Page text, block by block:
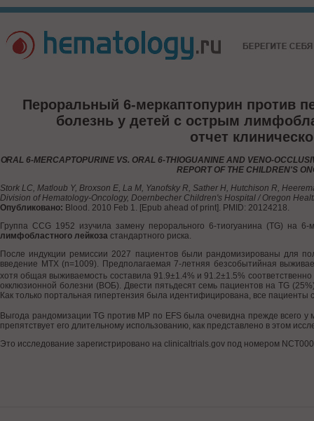
Пероральный 6-меркаптопурин против
болезнь у детей с острым
отчет
ORAL 6-MERCAPTOPURINE VS. ORAL 6-THIOGUANINE AND VENO-
REPORT OF THE CHILDREN'S
Stork LC, Matloub Y, Broxson E, La M, Yanofsky R, Sather H, Hutchison R,
Division of Hematology-Oncology, Doernbecher Children's Hospital / Oregon
Опубликовано: Blood. 2010 Feb 1. [Epub ahead of print]. PMID: 20124218.
Группа CCG 1952 изучила замену перорального 6-тиогуанина (TG) на
лимфобластного лейкоза стандартного риска.
После индукции ремиссии 2027 пациентов были рандомизированы для
введение МТХ (n=1009). Предполагаемая 7-летняя безсобытийная
хотя общая выживаемость составила 91.9±1.4% и 91.2±1.5%
окклюзионной болезни (ВОБ). Двести пятьдесят семь пациентов на TG
Как только портальная гипертензия была идентифицирована, все пациенты
Выгода рандомизации TG против MP по EFS была очевидна прежде всего
препятствует его длительному использованию, как представлено в этом
Это исследование зарегистрировано на clinicaltrials.gov под номером